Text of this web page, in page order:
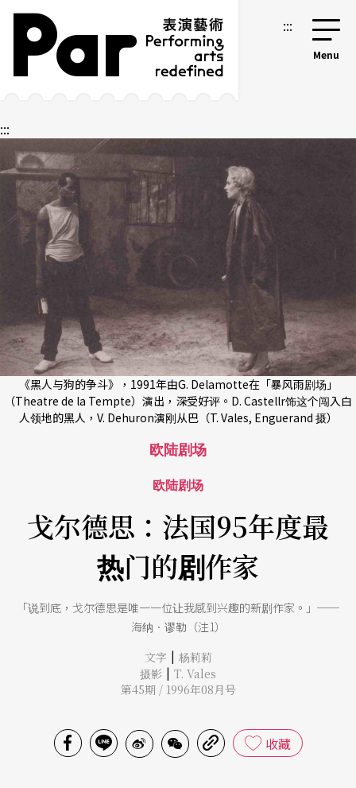
跳到主要内容区块
网站导览 :::
:::
《黑人与狗的争斗》，1991年由G. Delamotte在「暴风雨剧场」
（Theatre de la Tempte）演出，深受好评。D. Castellr饰这个闯入白
人领地的黑人，V. Dehuron演刚从巴（T. Vales, Enguerand 摄）
欧陆剧场
欧陆剧场
戈尔德思：法国95年度最
热门的剧作家
「说到底，戈尔德思是唯一一位让我感到兴趣的新剧作家。」──
海纳．谬勒（注1）
文字 | 杨莉莉
摄影 | T. Vales
第45期 / 1996年08月号
收藏